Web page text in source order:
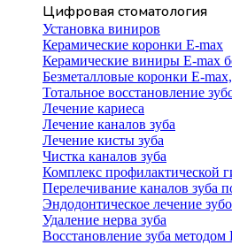
Цифровая стоматология
Установка виниров
Керамические коронки E-max
Керамические виниры E-max
Безметалловые коронки Е-
Тотальное восстановление
Лечение кариеса
Лечение каналов зуба
Лечение кисты зуба
Чистка каналов зуба
Комплекс профилактической
Перелечивание каналов зуба
Эндодонтическое лечение
Удаление нерва зуба
Восстановление зуба